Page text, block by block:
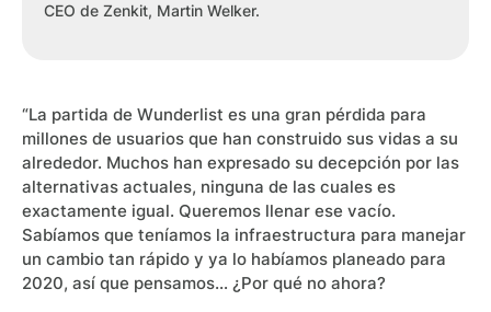
CEO de Zenkit, Martin Welker.
“La partida de Wunderlist es una gran pérdida para
millones de usuarios que han construido sus vidas a su
alrededor. Muchos han expresado su decepción por las
alternativas actuales, ninguna de las cuales es
exactamente igual. Queremos llenar ese vacío.
Sabíamos que teníamos la infraestructura para manejar
un cambio tan rápido y ya lo habíamos planeado para
2020, así que pensamos… ¿Por qué no ahora?